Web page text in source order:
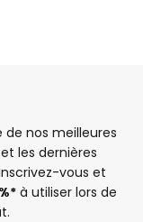
nos meilleures
les dernières
vous et
à utiliser lors de